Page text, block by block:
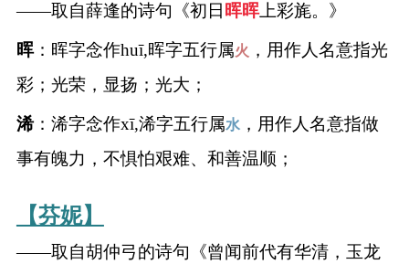
——取自薛逢的诗句《初日 晖晖上彩旄。》
晖：晖字念作huī,晖字五行属火 ，用作人名意指光
彩；光荣，显扬；光大；
浠：浠字念作xī,浠字五行属水，用作人名意指做
事有魄力，不惧怕艰难、和善温顺；
【芬妮】
——取自胡仲弓的诗句《曾闻前代有华清，玉龙